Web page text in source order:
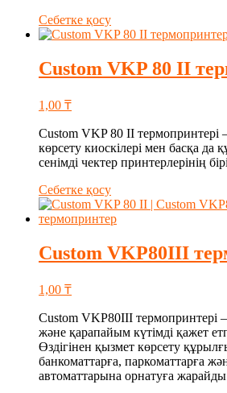
Себетке қосу
Custom VKP 80 II
1,00 ₸
Custom VKP 80 II термопринтері –
көрсету киоскілері мен басқа да
сенімді чектер принтерлерінің
Себетке қосу
Custom VKP80III
1,00 ₸
Custom VKP80III термопринтері –
және қарапайым күтімді қажет
Өздігінен қызмет көрсету
банкоматтарға, паркоматтарға
автоматтарына орнатуға